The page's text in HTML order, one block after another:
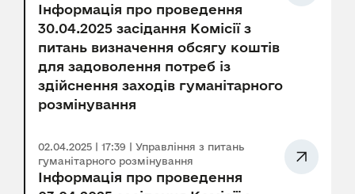
Інформація про проведення
30.04.2025 засідання Комісії з
питань визначення обсягу коштів
для задоволення потреб із
здійснення заходів гуманітарного
розмінування
02.04.2025 | 17:39 | Управління з питань
гуманітарного розмінування
Інформація про проведення